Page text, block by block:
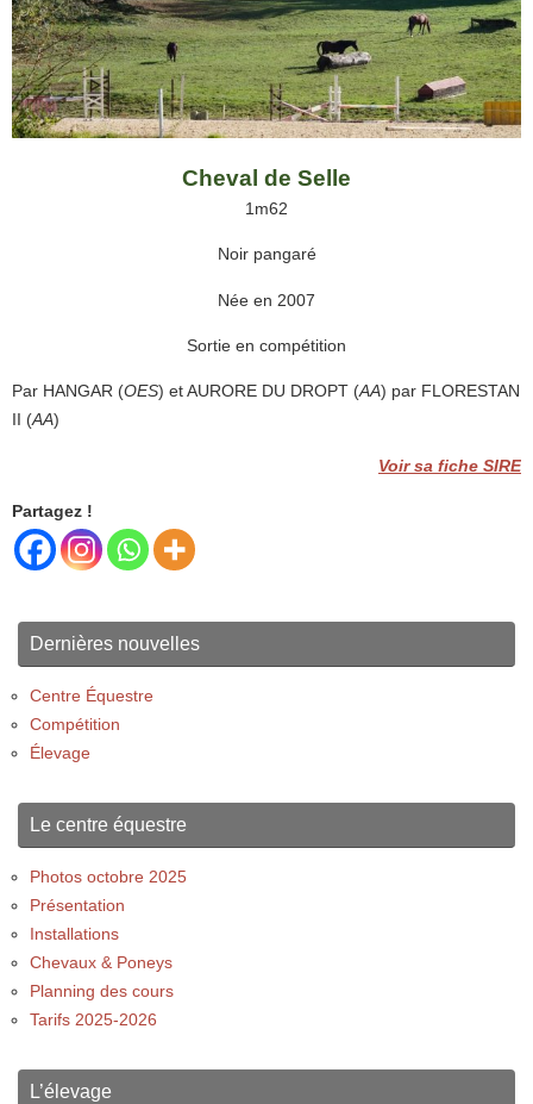
Cheval de Selle
1m62
Noir pangaré
Née en 2007
Sortie en compétition
Par HANGAR (OES) et AURORE DU DROPT (AA) par FLORESTAN
II (AA)
Voir sa fiche SIRE
Partagez !
Dernières nouvelles
Centre Équestre
Compétition
Élevage
Le centre équestre
Photos octobre 2025
Présentation
Installations
Chevaux & Poneys
Planning des cours
Tarifs 2025-2026
L’élevage